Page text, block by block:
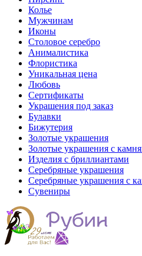
Колье
Мужчинам
Иконы
Столовое серебро
Анималистика
Флористика
Уникальная цена
Любовь
Сертификаты
Украшения под заказ
Булавки
Бижутерия
Золотые украшения
Золотые украшения с
Изделия с бриллиантами
Серебряные украшения
Серебряные украшения с
Сувениры